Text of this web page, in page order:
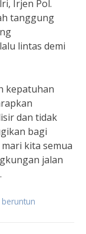
Irjen Pol.
tanggung
lintas demi
kepatuhan
dan tidak
bagi
kita semua
jalan